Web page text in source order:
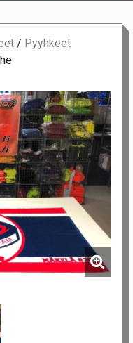
/ Pyyhkeet